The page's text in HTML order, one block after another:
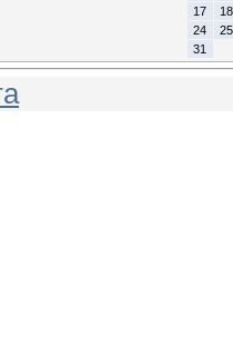
17
18
24
25
31